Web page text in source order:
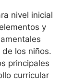
nivel inicial
y
los niños.
principales
curricular